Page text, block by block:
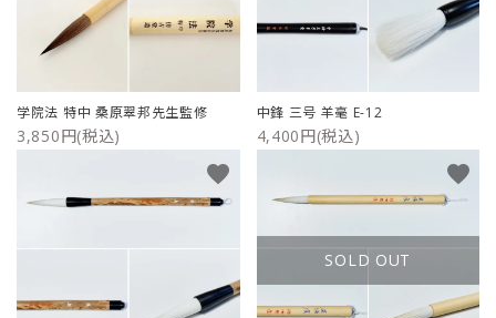
学院法 特中 桑原翠邦先生監修
3,850円(税込)
中鋒 三号 羊毫 E-12
4,400円(税込)
favorite
SOLD OUT
favorite